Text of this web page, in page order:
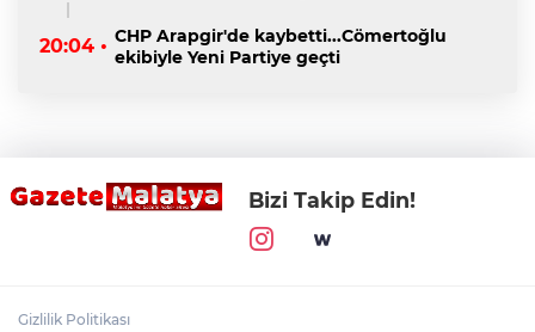
20:04 • CHP Arapgir'de kaybetti...Cömertoğlu
ekibiyle Yeni Partiye geçti
Bizi Takip Edin!
Gizlilik Politikası